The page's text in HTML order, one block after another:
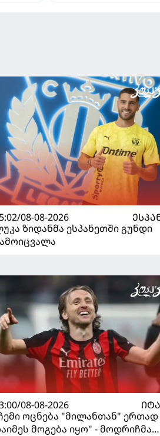
08-08-2026
ზიდანმა ესპანეთში გუნდი
08-08-2026
ოცნება "მილანთან" ერთად
მოგება იყო" - მოდრიჩმა